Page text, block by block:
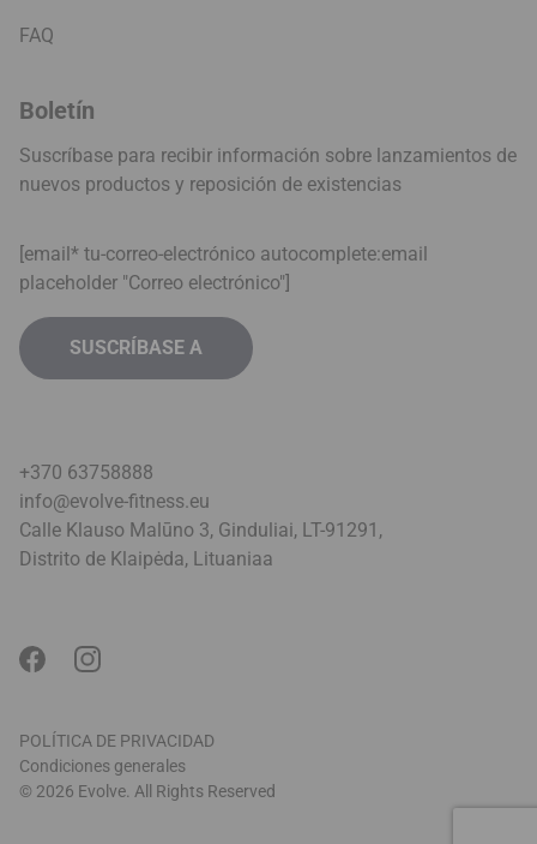
FAQ
Boletín
Suscríbase para recibir información sobre lanzamientos de
nuevos productos y reposición de existencias
[email* tu-correo-electrónico autocomplete:email
placeholder "Correo electrónico"]
+370 63758888
info@evolve-fitness.eu
Calle Klauso Malūno 3, Ginduliai, LT-91291,
Distrito de Klaipėda, Lituaniaa
© 2026 Evolve. All Rights Reserved
POLÍTICA DE PRIVACIDAD
Condiciones generales